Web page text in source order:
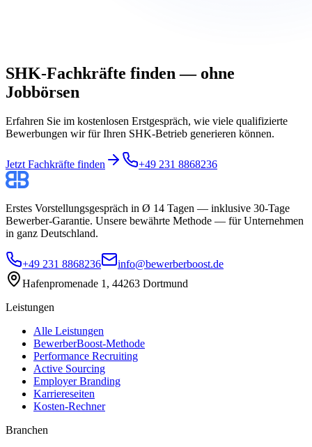
SHK-Fachkräfte finden — ohne
Jobbörsen
Erfahren Sie im kostenlosen Erstgespräch, wie viele qualifizierte
Bewerbungen wir für Ihren SHK-Betrieb generieren können.
Jetzt Fachkräfte finden +49 231 8868236
Erstes Vorstellungsgespräch in Ø 14 Tagen — inklusive 30-Tage
Bewerber-Garantie. Unsere bewährte Methode — für Unternehmen
in ganz Deutschland.
+49 231 8868236
info@bewerberboost.de
Hafenpromenade 1, 44263 Dortmund
Leistungen
Alle Leistungen
BewerberBoost-Methode
Performance Recruiting
Active Sourcing
Employer Branding
Karriereseiten
Kosten-Rechner
Branchen